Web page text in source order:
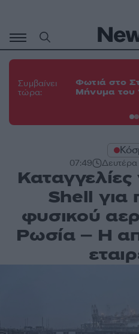
περιεχόμενο
Συμβαίνει
τώρα:
Φωτιά στο
Μήνυμα του
07:49 Δευτέρα
Καταγγελίες
Shell για
φυσικού
Ρωσία – Η